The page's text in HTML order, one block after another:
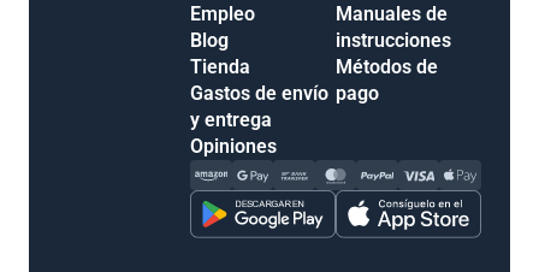
Empleo
Blog
Tienda
Gastos de envío
y entrega
Opiniones
Manuales de
instrucciones
Métodos de
pago